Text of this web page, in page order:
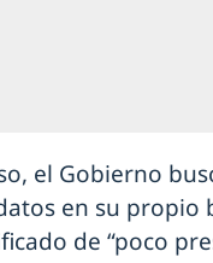
el Gobierno
en su propio
de “poco